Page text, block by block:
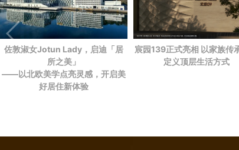
佐敦淑女Jotun Lady，启迪「居
所之美」
——以北欧美学点亮灵感，开启美
好居住新体验
宸园139正式亮相 以家族传
定义顶层生活方式